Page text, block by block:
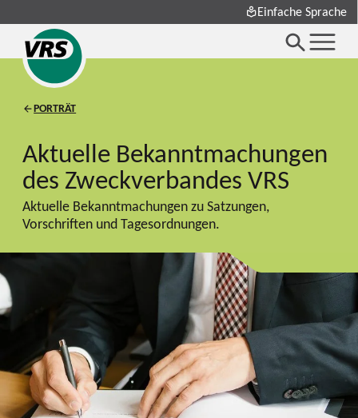
Einfache Sprache
PORTRÄT
Aktuelle Bekanntmachungen
des Zweckverbandes VRS
Aktuelle Bekanntmachungen zu Satzungen,
Vorschriften und Tagesordnungen.